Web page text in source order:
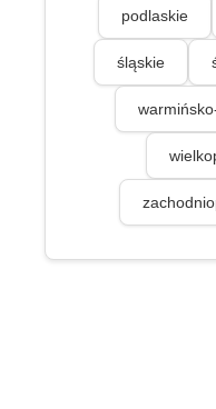
podlaskie
śląskie